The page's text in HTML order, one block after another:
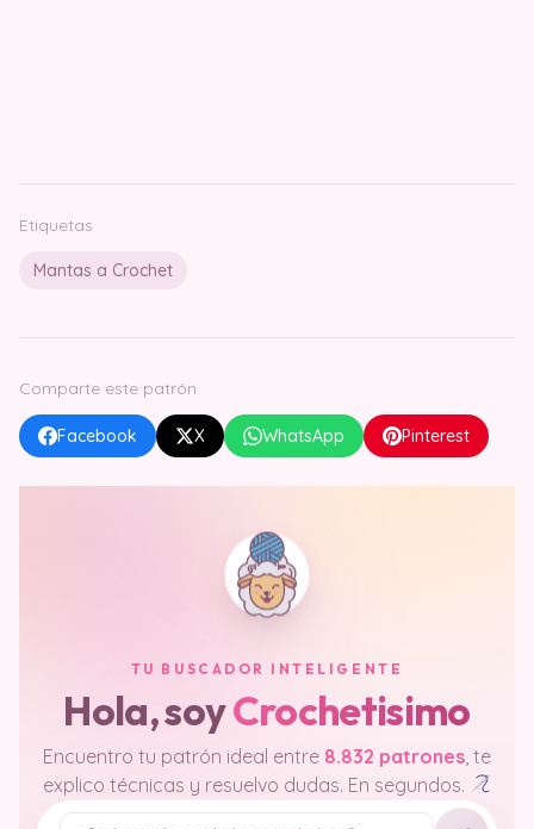
Etiquetas
Mantas a Crochet
Comparte este patrón
Facebook X WhatsApp Pinterest
TU BUSCADOR INTELIGENTE
Hola, soyCrochetisimo
Encuentro tu patrón ideal entre 8.832 patrones , te
explico técnicas y resuelvo dudas. En segundos.